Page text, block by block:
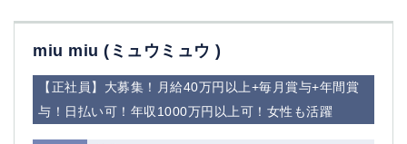
miu miu (ミュウミュウ )
【正社員】大募集！月給40万円以上+毎月賞与+年間賞
与！日払い可！年収1000万円以上可！女性も活躍
五井
神奈川県